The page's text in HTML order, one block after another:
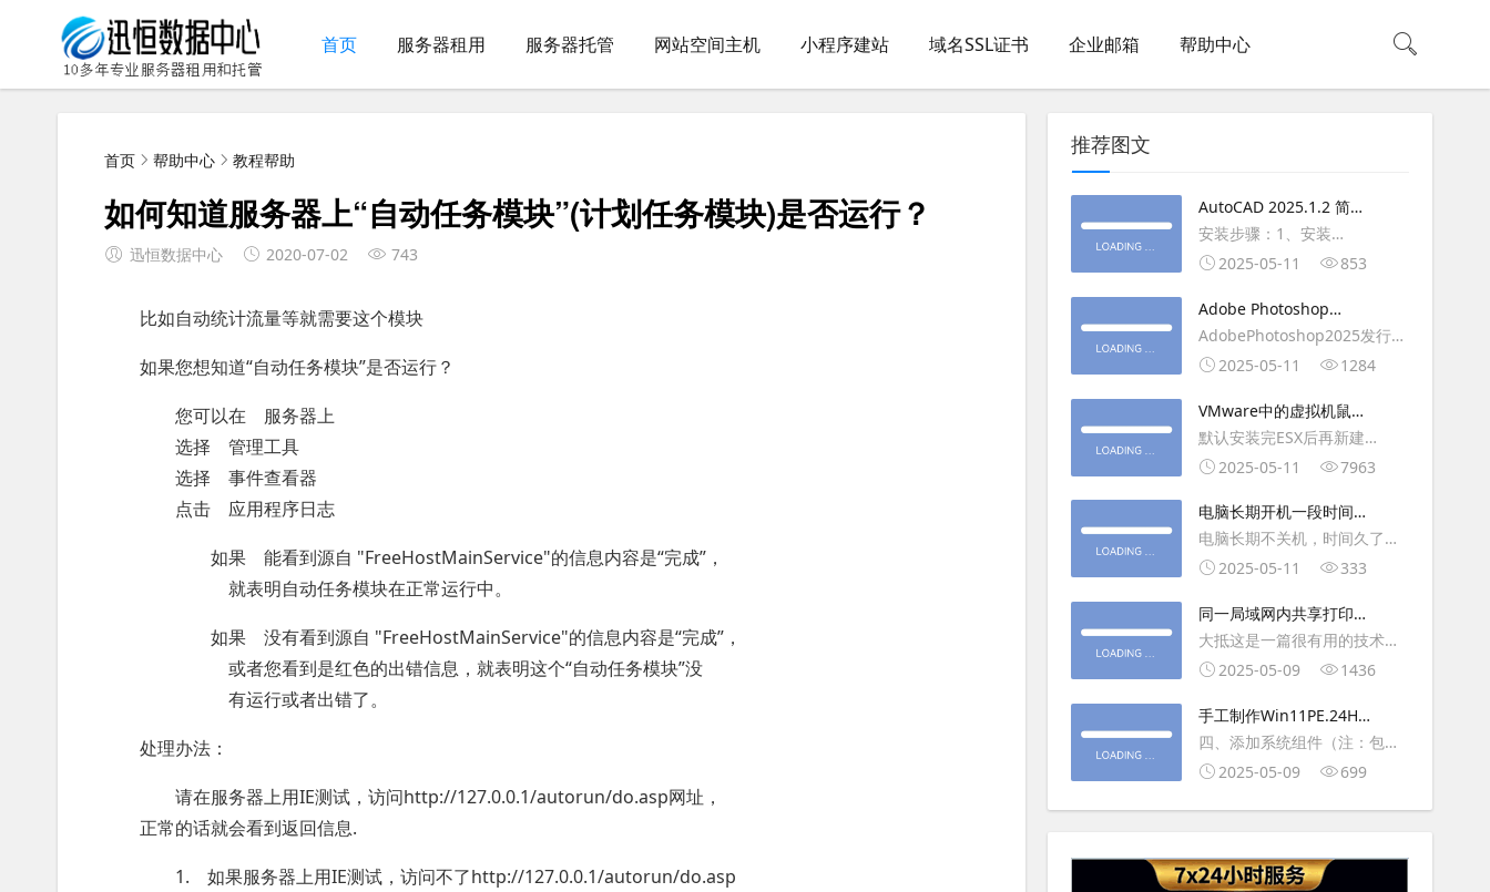
首页 服务器租用 服务器托管 网站空间主机 小程序建站 域名SSL证书 企业邮箱 帮助中心
首页 帮助中心 教程帮助
如何知道服务器上“自动任务模块”(计划任务模块)是否运行？
迅恒数据中心 2020-07-02 743
比如自动统计流量等就需要这个模块
如果您想知道“自动任务模块”是否运行？
您可以在 服务器上
选择 管理工具
选择 事件查看器
点击 应用程序日志
如果 能看到源自 "FreeHostMainService"的信息内容是“完成”，
就表明自动任务模块在正常运行中。
如果 没有看到源自 "FreeHostMainService"的信息内容是“完成”，
或者您看到是红色的出错信息，就表明这个“自动任务模块”没
有运行或者出错了。
处理办法：
请在服务器上用IE测试，访问http://127.0.0.1/autorun/do.asp网址，
正常的话就会看到返回信息.
1. 如果服务器上用IE测试，访问不了http://127.0.0.1/autorun/do.asp
推荐图文
AutoCAD 2025.1.2 简体
中文版（64位）破解版下
载
安装步骤：1、安装
AutoCAD_2025.1.2_Update3、
复制Crack里面的文件到
AutoCAD安装目录里，覆盖同
名文件4、完最低
2025-05-11 853
Adobe Photoshop
2025（v26.6.1）多语言
破解版下载
AdobePhotoshop2025发行
年：2025版本：26.6.1.7开发
平台：WindowsX64界面语
言：英语/匈牙利/匈牙利/越南/
荷兰/印尼/西班牙/西班牙语/意
大利
2025-05-11 1284
VMware中的虚拟机鼠标
移动缓慢,VMware虚拟机
卡顿慢,鼠标移动卡顿问题
默认安装完ESX后再新建
WINDOWS虚拟主机，如
操作虚拟主机，鼠标会非常
钝，这是因为虚拟机没有鼠标
驱动，通过安装vmwaretool后
就可以解决此问
2025-05-11 7963
电脑长期开机一段时间就
卡顿怎么处理
电脑长期不关机，时间久了就
会一直卡，CPU和内存都没占
久，打开任务管理器5秒钟。一
般重启下电脑就可以了或重启
下资源管理器(explorer.exe进
程).
2025-05-11 333
同一局域网内共享打印机
的连接及相关问题解决方
法
大抵这是一篇很有用的技术教
程文章吧！涉及的内容普遍而
不自觉地点赞收藏吧~包含内容
有：共享前的准备工作在设置
打印机共享之前，你得先确保
两台电脑
2025-05-09 1436
手工制作Win11PE.24H2
LTSC2024详细教程2
四、添加系统组件（注：包含
DWM、BitLocker解锁、MMC
第5卷提取以下文件到BOOT文
件夹：;DWM桌面窗口管理器
2025-05-09 699